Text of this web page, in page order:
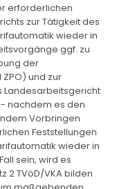
erforderlichen
zur Tätigkeit des
wieder in
ggf. zu
der
und zur
Landesarbeitsgericht
- nachdem es den
Vorbringen
Feststellungen
wieder in
sein, wird es
2 TVöD/VKA bilden